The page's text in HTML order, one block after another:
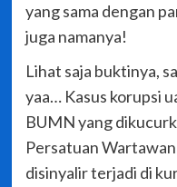
yang sama dengan
juga namanya!
Lihat saja buktinya,
yaa… Kasus korupsi
BUMN yang
Persatuan
disinyalir terjadi di